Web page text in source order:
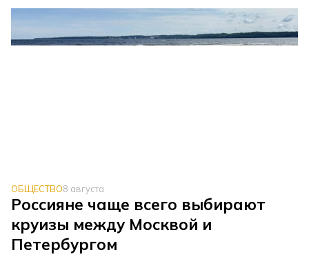
ОБЩЕСТВО8 августа
Россияне чаще всего выбирают
круизы между Москвой и
Петербургом